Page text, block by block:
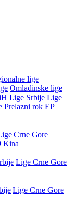
lige
Omladinske lige
Lige Srbije Lige
Prelazni rok EP
Crne Gore
Kina
Lige Crne Gore
Lige Crne Gore